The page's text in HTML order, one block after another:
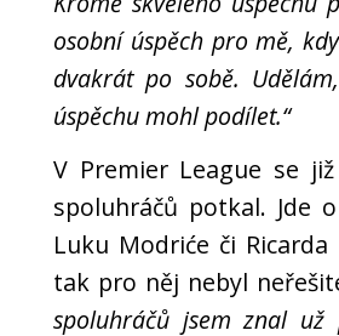
osobní úspěch pro mě,
dvakrát po sobě.
úspěchu mohl podílet.“
V Premier League se
spoluhráčů potkal. Jde
Luku Modriće či
tak pro něj nebyl
spoluhráčů jsem znal